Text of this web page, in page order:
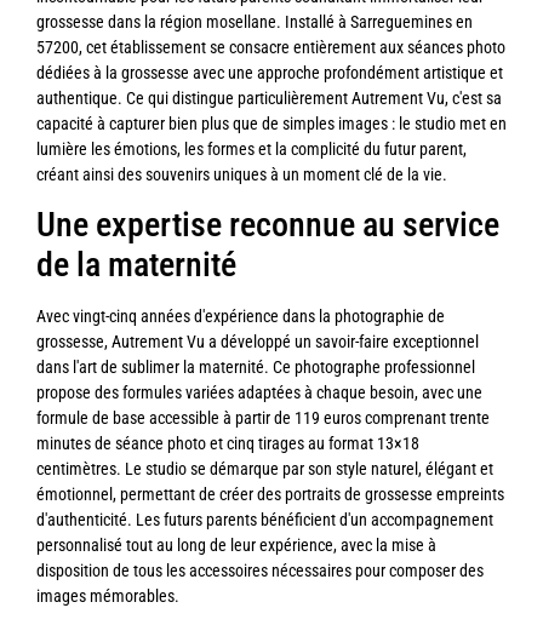
grossesse dans la région mosellane. Installé à Sarreguemines en
57200, cet établissement se consacre entièrement aux séances photo
dédiées à la grossesse avec une approche profondément artistique et
authentique. Ce qui distingue particulièrement Autrement Vu, c'est sa
capacité à capturer bien plus que de simples images : le studio met en
lumière les émotions, les formes et la complicité du futur parent,
créant ainsi des souvenirs uniques à un moment clé de la vie.
Une expertise reconnue au service
de la maternité
Avec vingt-cinq années d'expérience dans la photographie de
grossesse, Autrement Vu a développé un savoir-faire exceptionnel
dans l'art de sublimer la maternité. Ce photographe professionnel
propose des formules variées adaptées à chaque besoin, avec une
formule de base accessible à partir de 119 euros comprenant trente
minutes de séance photo et cinq tirages au format 13×18
centimètres. Le studio se démarque par son style naturel, élégant et
émotionnel, permettant de créer des portraits de grossesse empreints
d'authenticité. Les futurs parents bénéficient d'un accompagnement
personnalisé tout au long de leur expérience, avec la mise à
disposition de tous les accessoires nécessaires pour composer des
images mémorables.